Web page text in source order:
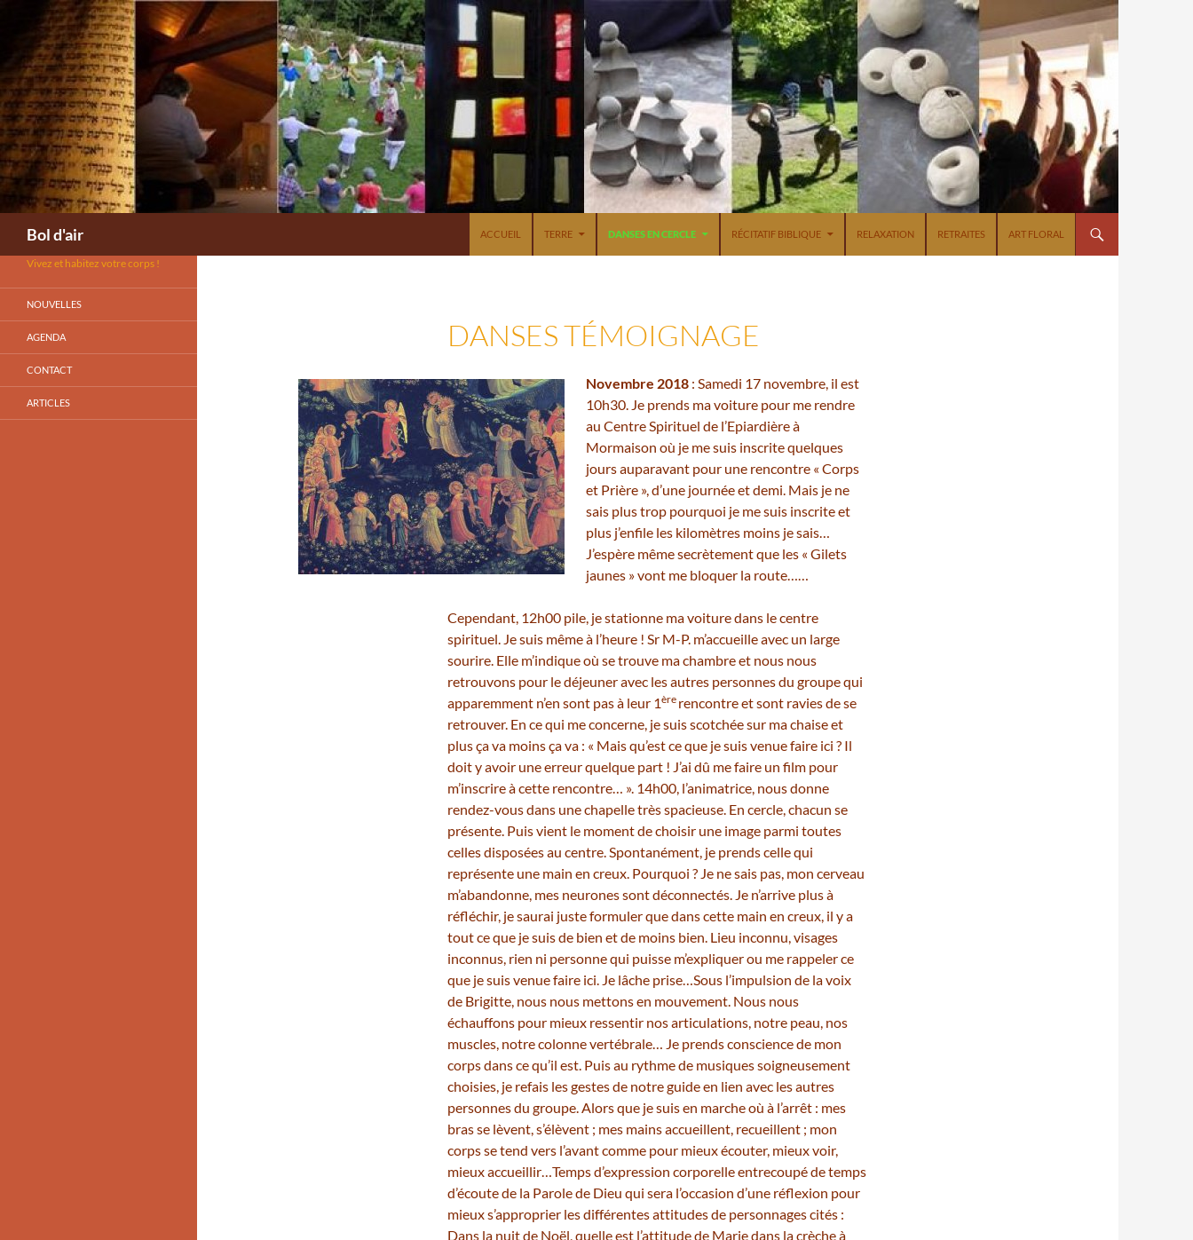
contenu
Bol d'air ACCUEIL TERRE DANSES EN CERCLE RÉCITATIF BIBLIQUE RELAXATION RETRAITES ART FLORAL
DANSES TÉMOIGNAGE
Novembre 2018 : Samedi 17 novembre, il est
10h30. Je prends ma voiture pour me rendre
au Centre Spirituel de l’Epiardière à
Mormaison où je me suis inscrite quelques
jours auparavant pour une rencontre « Corps
et Prière », d’une journée et demi. Mais je ne
sais plus trop pourquoi je me suis inscrite et
plus j’enfile les kilomètres moins je sais…
J’espère même secrètement que les « Gilets
jaunes » vont me bloquer la route……
Cependant, 12h00 pile, je stationne ma voiture dans le centre
spirituel. Je suis même à l’heure ! Sr M-P. m’accueille avec un large
sourire. Elle m’indique où se trouve ma chambre et nous nous
retrouvons pour le déjeuner avec les autres personnes du groupe qui
apparemment n’en sont pas à leur 1ère rencontre et sont ravies de se
retrouver. En ce qui me concerne, je suis scotchée sur ma chaise et
plus ça va moins ça va : « Mais qu’est ce que je suis venue faire ici ? Il
doit y avoir une erreur quelque part ! J’ai dû me faire un film pour
m’inscrire à cette rencontre… ». 14h00, l’animatrice, nous donne
rendez-vous dans une chapelle très spacieuse. En cercle, chacun se
présente. Puis vient le moment de choisir une image parmi toutes
celles disposées au centre. Spontanément, je prends celle qui
représente une main en creux. Pourquoi ? Je ne sais pas, mon cerveau
m’abandonne, mes neurones sont déconnectés. Je n’arrive plus à
réfléchir, je saurai juste formuler que dans cette main en creux, il y a
tout ce que je suis de bien et de moins bien. Lieu inconnu, visages
inconnus, rien ni personne qui puisse m’expliquer ou me rappeler ce
que je suis venue faire ici. Je lâche prise…Sous l’impulsion de la voix
de Brigitte, nous nous mettons en mouvement. Nous nous
échauffons pour mieux ressentir nos articulations, notre peau, nos
muscles, notre colonne vertébrale… Je prends conscience de mon
corps dans ce qu’il est. Puis au rythme de musiques soigneusement
choisies, je refais les gestes de notre guide en lien avec les autres
personnes du groupe. Alors que je suis en marche où à l’arrêt : mes
bras se lèvent, s’élèvent ; mes mains accueillent, recueillent ; mon
corps se tend vers l’avant comme pour mieux écouter, mieux voir,
mieux accueillir…Temps d’expression corporelle entrecoupé de temps
d’écoute de la Parole de Dieu qui sera l’occasion d’une réflexion pour
mieux s’approprier les différentes attitudes de personnages cités :
Dans la nuit de Noël, quelle est l’attitude de Marie dans la crèche à
Vivez et habitez votre corps !
NOUVELLES
AGENDA
CONTACT
ARTICLES